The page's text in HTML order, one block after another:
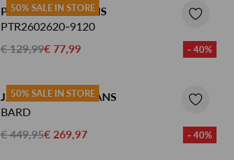
50% SALE IN STORE
PME LEGEND JEANS
PTR2602620-9120
€ 129,99€ 77,99 - 40%
50% SALE IN STORE
JACOB COHEN JEANS
BARD
€ 449,95€ 269,97 - 40%